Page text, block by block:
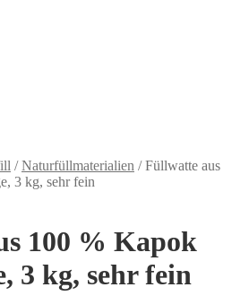
/Naturfüllmaterialien /Füllwatte aus
3 kg, sehr fein
100 % Kapok
3 kg, sehr fein